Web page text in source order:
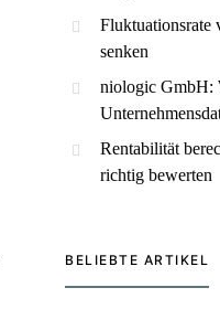
Fluktuationsrate
senken
niologic GmbH:
Rentabilität
richtig bewerten
BELIEBTE ARTIKEL